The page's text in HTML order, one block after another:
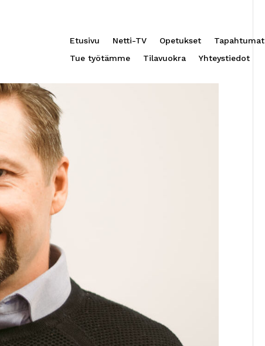
Etusivu Netti-TV Opetukset Tapahtumat
Tue työtämme
Tilavuokra Yhteystiedot